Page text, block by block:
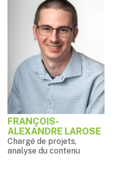
FRANÇOIS-
ALEXANDRE LAROSE
Chargé de projets,
analyse du contenu